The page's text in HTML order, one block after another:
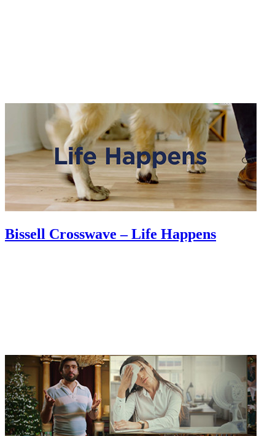
Bissell Crosswave – Life Happens